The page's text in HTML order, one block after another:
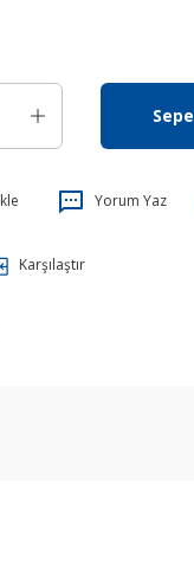
Yorum Yaz
Karşılaştır